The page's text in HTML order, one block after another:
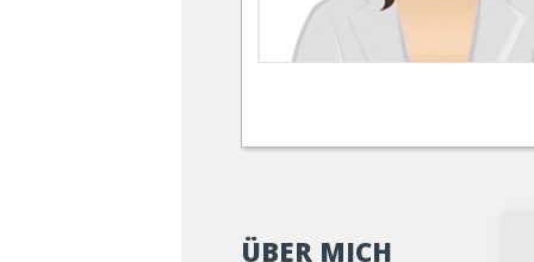
ÜBER MICH